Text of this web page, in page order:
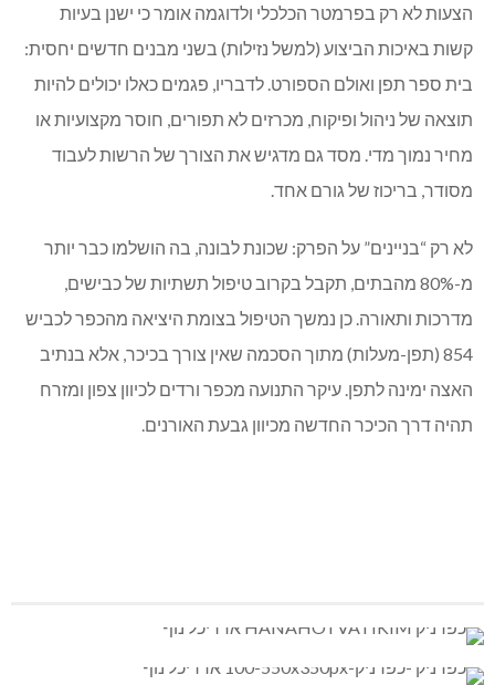
מחירים במכרזים, מביא לעיתים להצעות לא כלכליות, בהן בסוף
חייבים לעגל פינות ולתת עבודות באיכות נמוכה. הוא מציע לבחון
הצעות לא רק בפרמטר הכלכלי ולדוגמה אומר כי ישנן בעיות
קשות באיכות הביצוע (למשל נזילות) בשני מבנים חדשים יחסית:
בית ספר תפן ואולם הספורט. לדבריו, פגמים כאלו יכולים להיות
תוצאה של ניהול ופיקוח, מכרזים לא תפורים, חוסר מקצועיות או
מחיר נמוך מדי. מסד גם מדגיש את הצורך של הרשות לעבוד
מסודר, בריכוז של גורם אחד.
לא רק “בניינים” על הפרק: שכונת לבונה, בה הושלמו כבר יותר
מ-80% מהבתים, תקבל בקרוב טיפול תשתיות של כבישים,
מדרכות ותאורה. כן נמשך הטיפול בצומת היציאה מהכפר לכביש
854 (תפן-מעלות) מתוך הסכמה שאין צורך בכיכר, אלא בנתיב